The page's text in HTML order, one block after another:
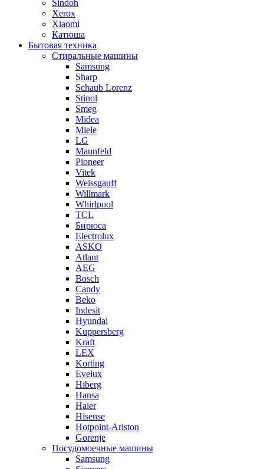
Sindoh
Xerox
Xiaomi
Катюша
Бытовая техника
Стиральные машины
Samsung
Sharp
Schaub Lorenz
Stinol
Smeg
Midea
Miele
LG
Maunfeld
Pioneer
Vitek
Weissgauff
Willmark
Whirlpool
TCL
Бирюса
Electrolux
ASKO
Atlant
AEG
Bosch
Candy
Beko
Indesit
Hyundai
Kuppersberg
Kraft
LEX
Korting
Evelux
Hiberg
Hansa
Haier
Hisense
Hotpoint-Ariston
Gorenje
Посудомоечные машины
Samsung